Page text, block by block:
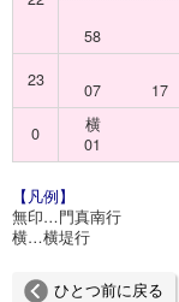
58
23
07 17
0
横
01
【凡例】
無印…門真南行
横…横堤行
ひとつ前に戻る